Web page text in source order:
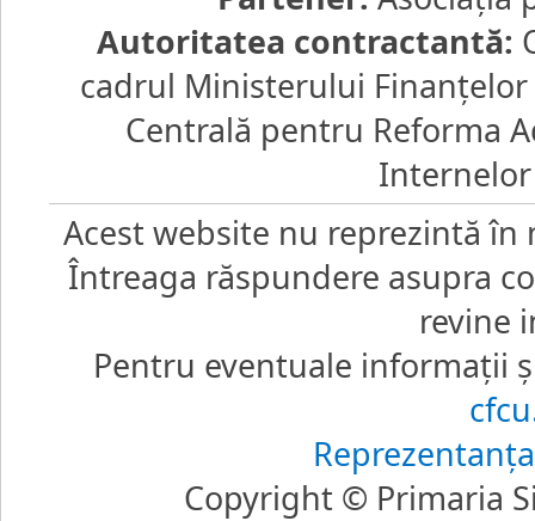
Autoritatea contractantă:
cadrul Ministerului
Centrală pentru Reforma
Acest website nu reprezintă
Întreaga răspundere asupra
revine
Pentru eventuale informaţii
Copyright © Primaria